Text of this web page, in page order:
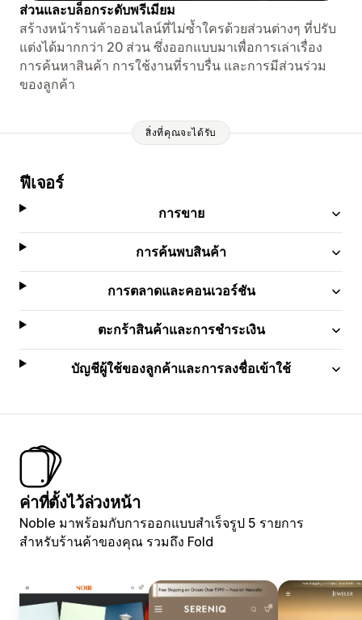
ส่วนและบล็อกระดับพรีเมียม
สร้างหน้าร้านค้าออนไลน์ที่ไม่ซ้ำใครด้วยส่วนต่างๆ ที่ปรับ
แต่งได้มากกว่า 20 ส่วน ซึ่งออกแบบมาเพื่อการเล่าเรื่อง
การค้นหาสินค้า การใช้งานที่ราบรื่น และการมีส่วนร่วม
ของลูกค้า
สิ่งที่คุณจะได้รับ
ฟีเจอร์
การขาย
การค้นพบสินค้า
การตลาดและคอนเวอร์ชัน
ตะกร้าสินค้าและการชำระเงิน
บัญชีผู้ใช้ของลูกค้าและการลงชื่อเข้าใช้
ค่าที่ตั้งไว้ล่วงหน้า
Noble มาพร้อมกับการออกแบบสำเร็จรูป 5 รายการ
สำหรับร้านค้าของคุณ รวมถึง Fold